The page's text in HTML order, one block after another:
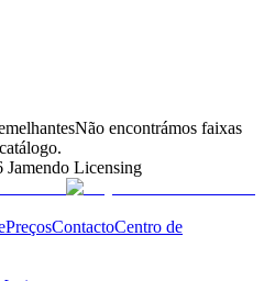
Não encontrámos faixas
Jamendo Licensing
PreçosContactoCentro de